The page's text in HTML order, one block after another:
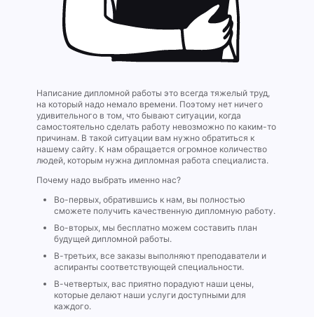
Написание дипломной работы это всегда тяжелый труд,
на который надо немало времени. Поэтому нет ничего
удивительного в том, что бывают ситуации, когда
самостоятельно сделать работу невозможно по каким-то
причинам. В такой ситуации вам нужно обратиться к
нашему сайту. К нам обращается огромное количество
людей, которым нужна дипломная работа специалиста.
Почему надо выбрать именно нас?
Во-первых, обратившись к нам, вы полностью
сможете получить качественную дипломную работу.
Во-вторых, мы бесплатно можем составить план
будущей дипломной работы.
В-третьих, все заказы выполняют преподаватели и
аспиранты соответствующей специальности.
В-четвертых, вас приятно порадуют наши цены,
которые делают наши услуги доступными для
каждого.